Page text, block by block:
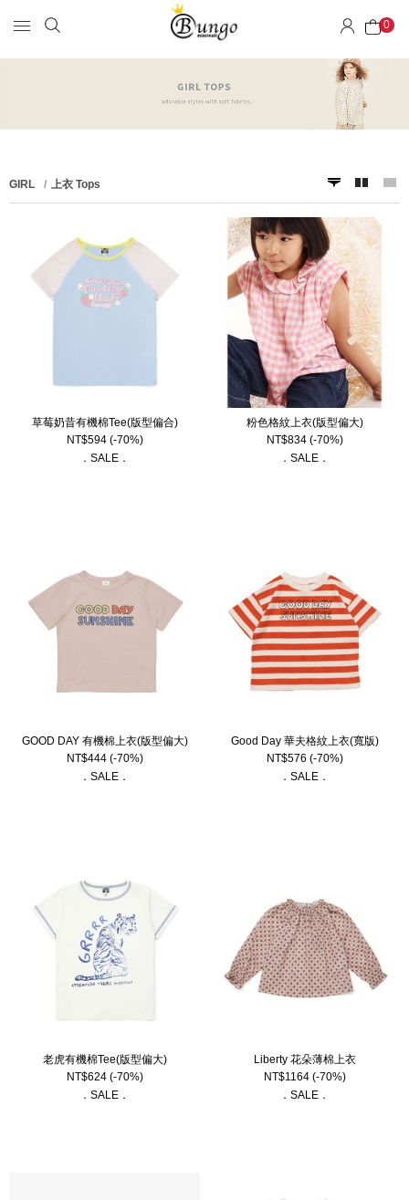
0
GIRL 上衣 Tops
草莓奶昔有機棉Tee(版型偏合)
NT$594 (-70%)
．SALE．
粉色格紋上衣(版型偏大)
NT$834 (-70%)
．SALE．
GOOD DAY 有機棉上衣(版型偏大)
NT$444 (-70%)
．SALE．
Good Day 華夫格紋上衣(寬版)
NT$576 (-70%)
．SALE．
老虎有機棉Tee(版型偏大)
NT$624 (-70%)
．SALE．
Liberty 花朵薄棉上衣
NT$1164 (-70%)
．SALE．